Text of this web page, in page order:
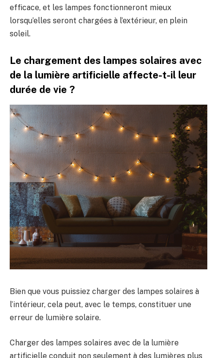
efficace, et les lampes fonctionneront mieux
lorsqu’elles seront chargées à l’extérieur, en plein
soleil.
Le chargement des lampes solaires avec
de la lumière artificielle affecte-t-il leur
durée de vie ?
Bien que vous puissiez charger des lampes solaires à
l’intérieur, cela peut, avec le temps, constituer une
erreur de lumière solaire.
Charger des lampes solaires avec de la lumière
artificielle conduit non seulement à des lumières plus